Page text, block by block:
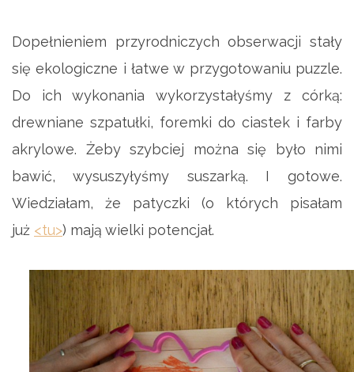
Dopełnieniem przyrodniczych obserwacji stały
się ekologiczne i łatwe w przygotowaniu puzzle.
Do ich wykonania wykorzystałyśmy z córką:
drewniane szpatułki, foremki do ciastek i farby
akrylowe. Żeby szybciej można się było nimi
bawić, wysuszyłyśmy suszarką. I gotowe.
Wiedziałam, że patyczki (o których pisałam
już <tu>) mają wielki potencjał.